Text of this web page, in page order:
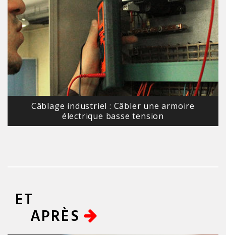
Câblage industriel : Câbler une armoire
électrique basse tension
ET
APRÈS